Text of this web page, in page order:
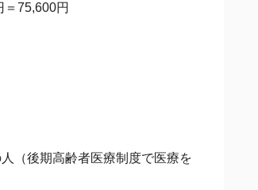
75,600円
（後期高齢者医療制度で医療を